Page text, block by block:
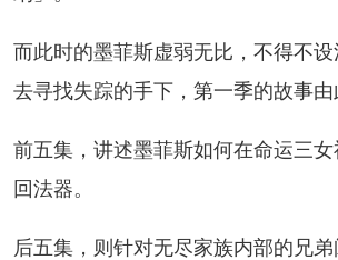
时的墨菲斯虚弱无比，不得不设
去寻找失踪的手下，第一季的故事由
集，讲述墨菲斯如何在命运三女
回法器。
集，则针对无尽家族内部的兄弟